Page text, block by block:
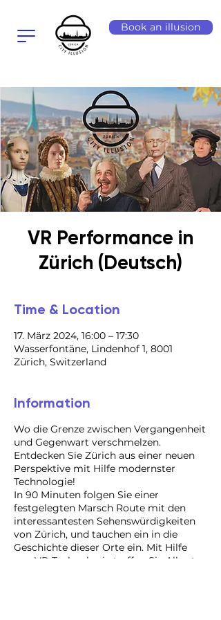
Book an illusion
VR Performance in
Zürich (Deutsch)
Time & Location
17. März 2024, 16:00 – 17:30
Wasserfontäne, Lindenhof 1, 8001
Zürich, Switzerland
Information
Wo die Grenze zwischen Vergangenheit
und Gegenwart verschmelzen.
Entdecken Sie Zürich aus einer neuen
Perspektive mit Hilfe modernster
Technologie!
In 90 Minuten folgen Sie einer
festgelegten Marsch Route mit den
interessantesten Sehenswürdigkeiten
von Zürich, und tauchen ein in die
Geschichte dieser Orte ein. Mit Hilfe
von VR-Technologie treffen Sie Albert